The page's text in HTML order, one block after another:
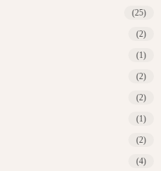
(25)
(2)
(1)
(2)
(2)
(1)
(2)
(4)